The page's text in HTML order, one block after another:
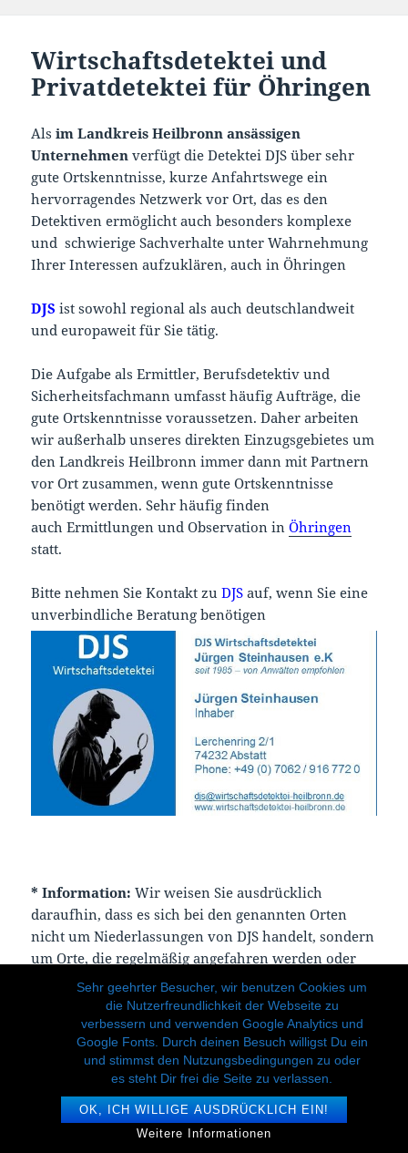
Sehr geehrter Besucher, wir benutzen Cookies um
die Nutzerfreundlichkeit der Webseite zu
verbessern und verwenden Google Analytics und
Google Fonts. Durch deinen Besuch willigst Du ein
und stimmst den Nutzungsbedingungen zu oder
es steht Dir frei die Seite zu verlassen.
OK, ICH WILLIGE AUSDRÜCKLICH EIN!
Weitere Informationen
Wirtschaftsdetektei und
Privatdetektei für Öhringen
Alsim Landkreis Heilbronn ansässigen
Unternehmen verfügt die Detektei DJS über sehr
gute Ortskenntnisse, kurze Anfahrtswege ein
hervorragendes Netzwerk vor Ort, das es den
Detektiven ermöglicht auch besonders komplexe
und schwierige Sachverhalte unter Wahrnehmung
Ihrer Interessen aufzuklären, auch in Öhringen
DJS ist sowohl regional als auch deutschlandweit
und europaweit für Sie tätig.
Die Aufgabe als Ermittler, Berufsdetektiv und
Sicherheitsfachmann umfasst häufig Aufträge, die
gute Ortskenntnisse voraussetzen. Daher arbeiten
wir außerhalb unseres direkten Einzugsgebietes um
den Landkreis Heilbronn immer dann mit Partnern
vor Ort zusammen, wenn gute Ortskenntnisse
benötigt werden. Sehr häufig finden
auch Ermittlungen und Observation inÖhringen
statt.
Bitte nehmen Sie Kontakt zuDJS auf, wenn Sie eine
unverbindliche Beratung benötigen
* Information:Wir weisen Sie ausdrücklich
daraufhin, dass es sich bei den genannten Orten
nicht um Niederlassungen von DJS handelt, sondern
um Orte, die regelmäßig angefahren werden oder
wurden. Das Büro der Detektei DJS befindet sich in
Abstatt, Landkreis Heilbronn.